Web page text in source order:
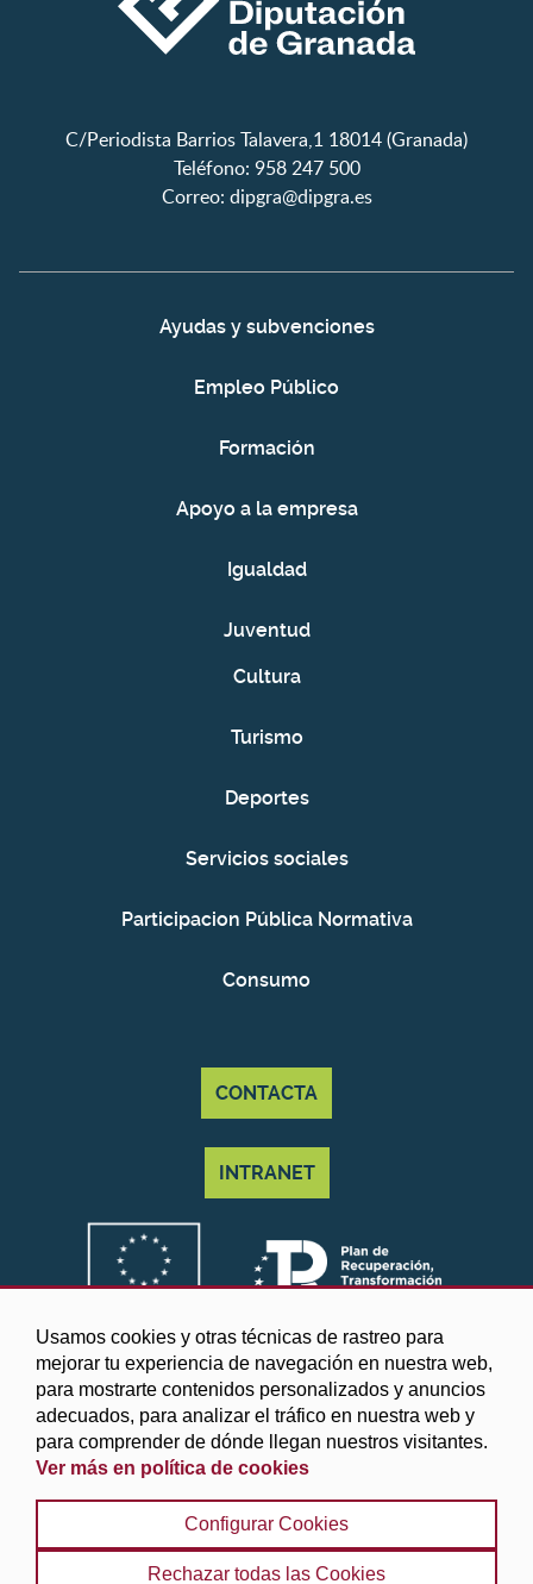
Usamos cookies y otras técnicas de rastreo para
mejorar tu experiencia de navegación en nuestra web,
para mostrarte contenidos personalizados y anuncios
adecuados, para analizar el tráfico en nuestra web y
para comprender de dónde llegan nuestros visitantes.
Ver más en política de cookies
Configurar Cookies
Rechazar todas las Cookies
C/Periodista Barrios Talavera,1 18014 (Granada)
Teléfono: 958 247 500
Correo: dipgra@dipgra.es
Ayudas y subvenciones
Empleo Público
Formación
Apoyo a la empresa
Igualdad
Juventud
Cultura
Turismo
Deportes
Servicios sociales
Participacion Pública Normativa
Consumo
CONTACTA
INTRANET
©2025 Diputación de Granada
Aviso legal y Política de privacidad | Política de cookies
Protección de datos | Accesibilidad | Búsqueda |